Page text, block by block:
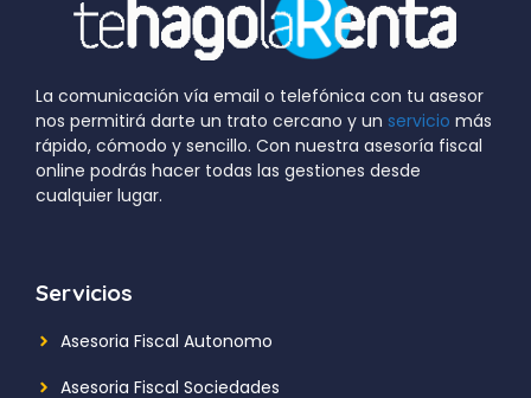
La comunicación vía email o telefónica con tu asesor
nos permitirá darte un trato cercano y un servicio más
rápido, cómodo y sencillo. Con nuestra asesoría fiscal
online podrás hacer todas las gestiones desde
cualquier lugar.
Servicios
Asesoria Fiscal Autonomo
Asesoria Fiscal Sociedades